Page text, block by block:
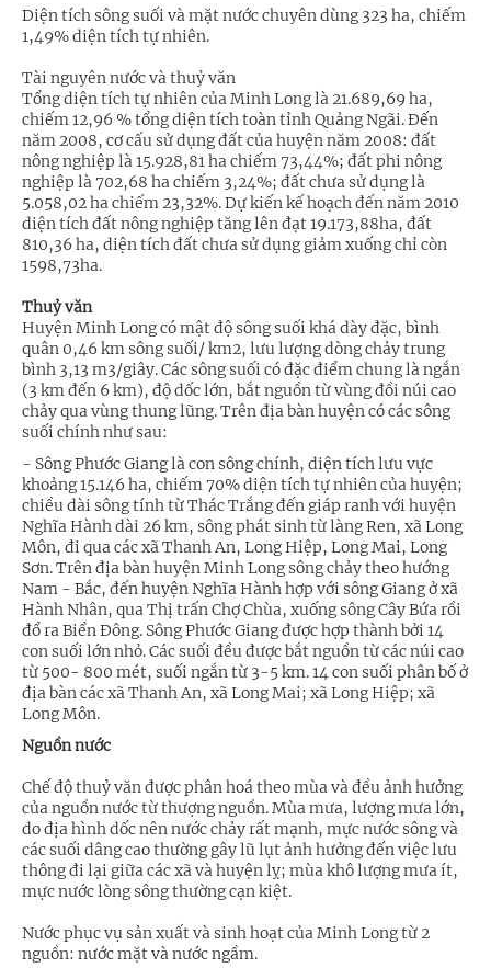
Diện tích sông suối và mặt nước chuyên dùng 323 ha, chiếm
1,49% diện tích tự nhiên.
Tài nguyên nước và thuỷ văn
Tổng diện tích tự nhiên của Minh Long là 21.689,69 ha,
chiếm 12,96 % tổng diện tích toàn tỉnh Quảng Ngãi. Đến
năm 2008, cơ cấu sử dụng đất của huyện năm 2008: đất
nông nghiệp là 15.928,81 ha chiếm 73,44%; đất phi nông
nghiệp là 702,68 ha chiếm 3,24%; đất chưa sử dụng là
5.058,02 ha chiếm 23,32%. Dự kiến kế hoạch đến năm 2010
diện tích đất nông nghiệp tăng lên đạt 19.173,88ha, đất
810,36 ha, diện tích đất chưa sử dụng giảm xuống chỉ còn
1598,73ha.
Thuỷ văn
Huyện Minh Long có mật độ sông suối khá dày đặc, bình
quân 0,46 km sông suối/ km2, lưu lượng dòng chảy trung
bình 3,13 m3/giây. Các sông suối có đặc điểm chung là ngắn
(3 km đến 6 km), độ dốc lớn, bắt nguồn từ vùng đồi núi cao
chảy qua vùng thung lũng. Trên địa bàn huyện có các sông
suối chính như sau:
- Sông Phước Giang là con sông chính, diện tích lưu vực
khoảng 15.146 ha, chiếm 70% diện tích tự nhiên của huyện;
chiều dài sông tính từ Thác Trắng đến giáp ranh với huyện
Nghĩa Hành dài 26 km, sông phát sinh từ làng Ren, xã Long
Môn, đi qua các xã Thanh An, Long Hiệp, Long Mai, Long
Sơn. Trên địa bàn huyện Minh Long sông chảy theo hướng
Nam - Bắc, đến huyện Nghĩa Hành hợp với sông Giang ở xã
Hành Nhân, qua Thị trấn Chợ Chùa, xuống sông Cây Bứa rồi
đổ ra Biển Đông. Sông Phước Giang được hợp thành bởi 14
con suối lớn nhỏ. Các suối đều được bắt nguồn từ các núi cao
từ 500- 800 mét, suối ngắn từ 3-5 km. 14 con suối phân bố ở
địa bàn các xã Thanh An, xã Long Mai; xã Long Hiệp; xã
Long Môn.
Nguồn nước
Chế độ thuỷ văn được phân hoá theo mùa và đều ảnh hưởng
của nguồn nước từ thượng nguồn. Mùa mưa, lượng mưa lớn,
do địa hình dốc nên nước chảy rất mạnh, mực nước sông và
các suối dâng cao thường gây lũ lụt ảnh hưởng đến việc lưu
thông đi lại giữa các xã và huyện lỵ; mùa khô lượng mưa ít,
mực nước lòng sông thường cạn kiệt.
Nước phục vụ sản xuất và sinh hoạt của Minh Long từ 2
nguồn: nước mặt và nước ngầm.